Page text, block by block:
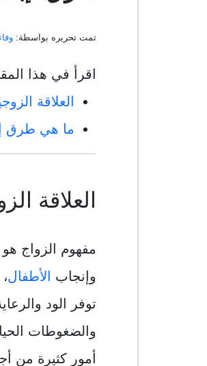
تمت تحريره بواسطة:
اقرأ في هذا
العلاقة
ما هي طرق
العلاقة
مفهوم الزواج
وإنجاب
الأطفال
توفر الود
والضغوطات
أمور كثيرة من